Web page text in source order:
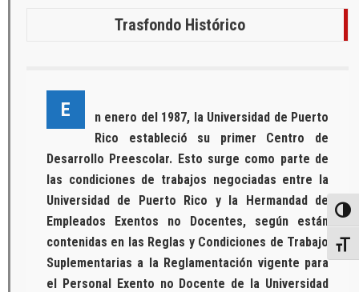
Trasfondo Histórico
E
n enero del 1987, la Universidad de Puerto
Rico estableció su primer Centro de
Desarrollo Preescolar. Esto surge como parte de
las condiciones de trabajos negociadas entre la
Universidad de Puerto Rico y la Hermandad de
Empleados Exentos no Docentes, según están
contenidas en las Reglas y Condiciones de Trabajo
Suplementarias a la Reglamentación vigente para
el Personal Exento no Docente de la Universidad